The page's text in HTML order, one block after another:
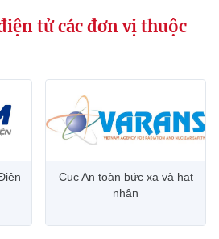
dõi MST: Góp ý
học và Công nghệ (MST)
Nguyễn Thị Hải Hằng
thông Khoa học và Công nghệ.
khi phát hành lại thông tin từ
tử các đơn vị thuộc
Cục An toàn bức xạ và hạt
nhân